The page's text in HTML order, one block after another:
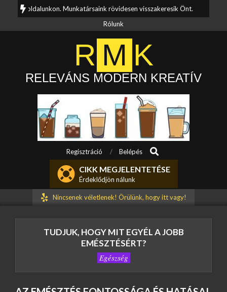
content
oldalunkon. Munkatársaink rövidesen visszakeresik Önt.
Kérdése
Rólunk
R M K
RELEVÁNS MODERN KREATÍV
Regisztráció Belépés Search
CIKK MEGJELENTETÉSE
Érdeklődjön nálunk
Nincsenek véletlenek! Örülünk, hogy itt vagy!
TUDJUK, HOGY MIT EGYÉL A JOBB
EMÉSZTÉSÉRT?
Egészség